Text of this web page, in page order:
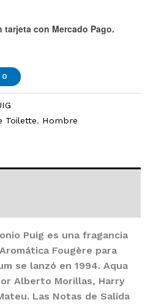
tarjetacon Mercado Pago.
Toilette, Hombre
Puig es una fragancia
Fougère para
se lanzó en 1994. Aqua
Alberto Morillas, Harry
Las Notas de Salida